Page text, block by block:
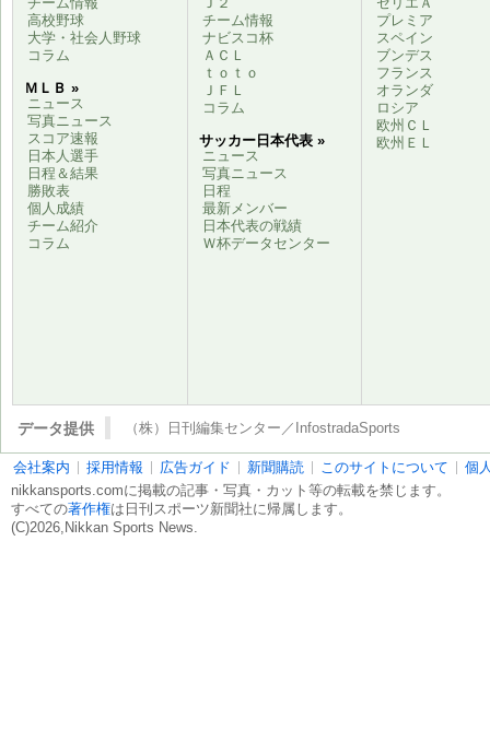
高校野球
大学・社会人野球
コラム
ＭＬＢ »
ニュース
写真ニュース
スコア速報
日本人選手
日程＆結果
勝敗表
個人成績
チーム紹介
コラム
チーム情報
ナビスコ杯
ＡＣＬ
ｔｏｔｏ
ＪＦＬ
コラム
サッカー日本代表 »
ニュース
写真ニュース
日程
最新メンバー
日本代表の戦績
Ｗ杯データセンター
プレミア
スペイン
ブンデス
フランス
オランダ
ロシア
欧州ＣＬ
欧州ＥＬ
データ提供 （株）日刊編集センター／InfostradaSports
会社案内 採用情報 広告ガイド 新聞購読 このサイトについて
個
nikkansports.comに掲載の記事・写真・カット等の転載を禁じます。
すべての著作権は日刊スポーツ新聞社に帰属します。
(C)2026,Nikkan Sports News.